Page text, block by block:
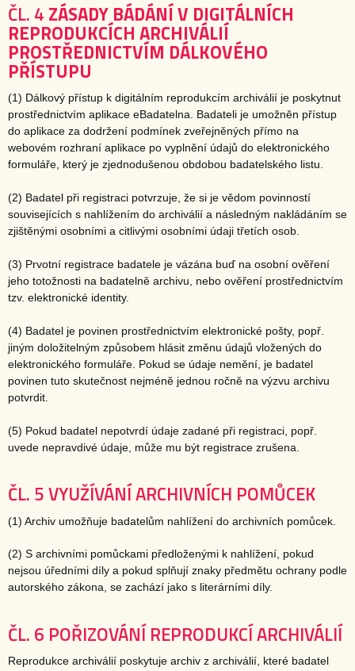
ČL. 4 ZÁSADY BÁDÁNÍ V DIGITÁLNÍCH
REPRODUKCÍCH ARCHIVÁLIÍ
PROSTŘEDNICTVÍM DÁLKOVÉHO
PŘÍSTUPU
(1) Dálkový přístup k digitálním reprodukcím archiválií je poskytnut
prostřednictvím aplikace eBadatelna. Badateli je umožněn přístup
do aplikace za dodržení podmínek zveřejněných přímo na
webovém rozhraní aplikace po vyplnění údajů do elektronického
formuláře, který je zjednodušenou obdobou badatelského listu.
(2) Badatel při registraci potvrzuje, že si je vědom povinností
souvisejících s nahlížením do archiválií a následným nakládáním se
zjištěnými osobními a citlivými osobními údaji třetích osob.
(3) Prvotní registrace badatele je vázána buď na osobní ověření
jeho totožnosti na badatelně archivu, nebo ověření prostřednictvím
tzv. elektronické identity.
(4) Badatel je povinen prostřednictvím elektronické pošty, popř.
jiným doložitelným způsobem hlásit změnu údajů vložených do
elektronického formuláře. Pokud se údaje nemění, je badatel
povinen tuto skutečnost nejméně jednou ročně na výzvu archivu
potvrdit.
(5) Pokud badatel nepotvrdí údaje zadané při registraci, popř.
uvede nepravdivé údaje, může mu být registrace zrušena.
ČL. 5 VYUŽÍVÁNÍ ARCHIVNÍCH POMŮCEK
(1) Archiv umožňuje badatelům nahlížení do archivních pomůcek.
(2) S archivními pomůckami předloženými k nahlížení, pokud
nejsou úředními díly a pokud splňují znaky předmětu ochrany podle
autorského zákona, se zachází jako s literárními díly.
ČL. 6 POŘIZOVÁNÍ REPRODUKCÍ ARCHIVÁLIÍ
Reprodukce archiválií poskytuje archiv z archiválií, které badatel